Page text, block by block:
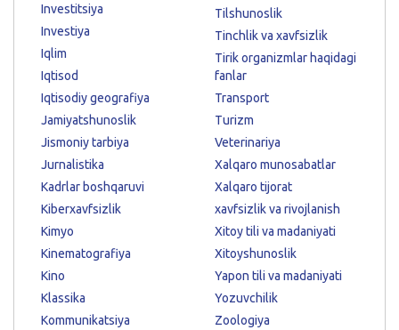
Investitsiya
Investiya
Iqlim
Iqtisod
Iqtisodiy geografiya
Jamiyatshunoslik
Jismoniy tarbiya
Jurnalistika
Kadrlar boshqaruvi
Kiberxavfsizlik
Kimyo
Kinematografiya
Kino
Klassika
Kommunikatsiya
Tilshunoslik
Tinchlik va xavfsizlik
Tirik organizmlar haqidagi
fanlar
Transport
Turizm
Veterinariya
Xalqaro munosabatlar
Xalqaro tijorat
xavfsizlik va rivojlanish
Xitoy tili va madaniyati
Xitoyshunoslik
Yapon tili va madaniyati
Yozuvchilik
Zoologiya